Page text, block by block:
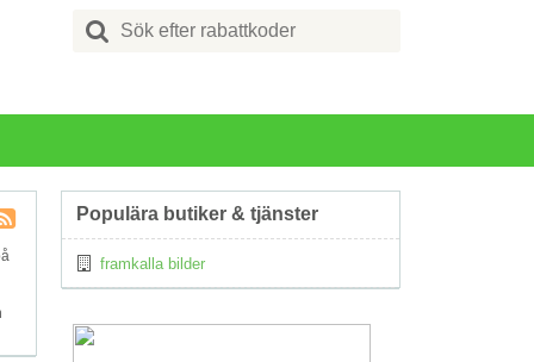
Search
for:
Populära butiker & tjänster
framkalla bilder